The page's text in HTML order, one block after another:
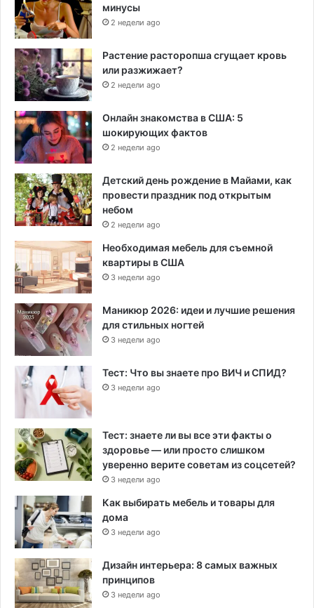
минусы
2 недели ago
Растение расторопша сгущает кровь
или разжижает?
2 недели ago
Онлайн знакомства в США: 5
шокирующих фактов
2 недели ago
Детский день рождение в Майами, как
провести праздник под открытым
небом
2 недели ago
Необходимая мебель для съемной
квартиры в США
3 недели ago
Маникюр 2026: идеи и лучшие решения
для стильных ногтей
3 недели ago
Тест: Что вы знаете про ВИЧ и СПИД?
3 недели ago
Тест: знаете ли вы все эти факты о
здоровье — или просто слишком
уверенно верите советам из соцсетей?
3 недели ago
Как выбирать мебель и товары для
дома
3 недели ago
Дизайн интерьера: 8 самых важных
принципов
3 недели ago